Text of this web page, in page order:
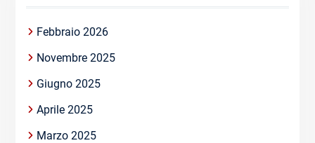
Febbraio 2026
Novembre 2025
Giugno 2025
Aprile 2025
Marzo 2025